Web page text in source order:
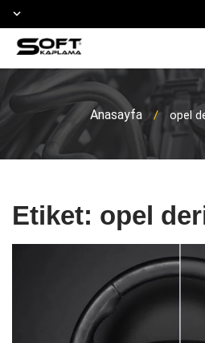
Anasayfa / opel
Etiket: opel